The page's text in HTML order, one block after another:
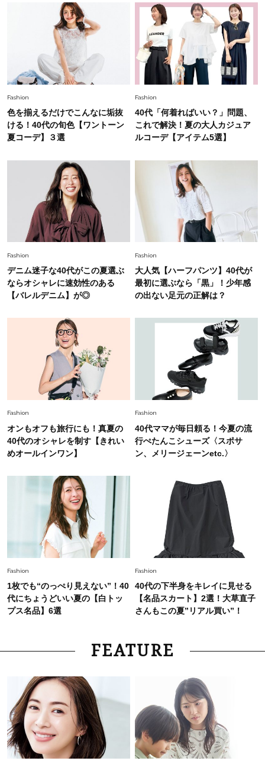
幸福感”に目が向いた」ライフスタイルも、服も
Fashion
白黒でもこんなに華やぐ！40代、夏の「甘めト
ップス×パンツ」コーデ〈3選〉
Fashion 2026.5.29
40代の夏通勤はこれ１着！「きちんと感」も
「オシャレ」も整うトレンドトップス〈4選〉
Fashion
今、40代の「メガネ＆サングラス」のトレンド
に更新あり！“黒ぶち以外”が新定番に
Fashion
選び」！
Fashion
いめハーフパンツでモードに昇華
Fashion 2026.7.9
スタイリストが本気で推す！40代がほどよく華
やぐ【甘め黒アイテム】3選
Fashion
色を揃えるだけでこんなに垢抜
ける！40代の旬色【ワントーン
夏コーデ】３選
Fashion
40代「何着ればいい？」問題、
これで解決！夏の大人カジュア
ルコーデ【アイテム5選】
Fashion
デニム迷子な40代がこの夏選ぶ
ならオシャレに速効性のある
【バレルデニム】が◎
Fashion
大人気【ハーフパンツ】40代が
最初に選ぶなら「黒」！少年感
の出ない足元の正解は？
Fashion
オンもオフも旅行にも！真夏の
40代のオシャレを制す【きれい
めオールインワン】
Fashion
40代ママが毎日頼る！今夏の流
行ぺたんこシューズ〈スポサ
ン、メリージェーンetc.〉
Fashion
1枚でも“のっぺり見えない”！40
代にちょうどいい夏の【白トッ
プス名品】6選
Fashion
40代の下半身をキレイに見せる
【名品スカート】2選！大草直子
さんもこの夏”リアル買い”！
FEATURE